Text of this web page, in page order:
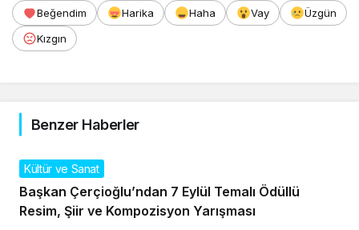
Beğendim Harika Haha Vay
Üzgün
Kızgın
Benzer Haberler
Kültür ve Sanat
Başkan Çerçioğlu’ndan 7 Eylül Temalı Ödüllü
Resim, Şiir ve Kompozisyon Yarışması